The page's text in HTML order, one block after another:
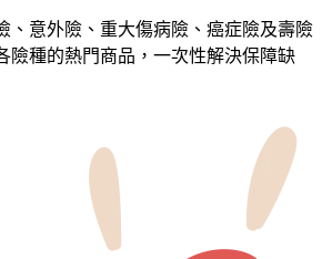
、意外險、重大傷病險、癌症險及壽險
險種的熱門商品，一次性解決保障缺